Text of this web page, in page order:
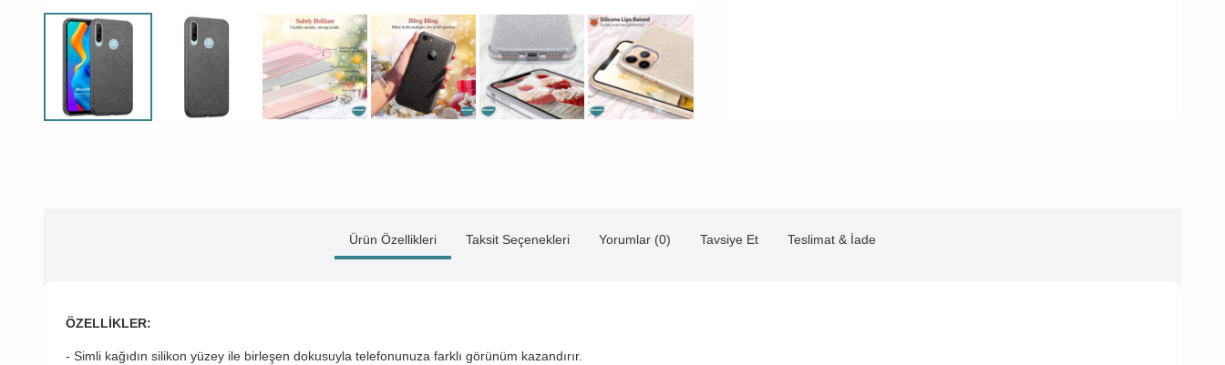
Ürün Özellikleri Taksit Seçenekleri Yorumlar (0) Tavsiye Et Teslimat & İade
ÖZELLİKLER:
- Simli kağıdın silikon yüzey ile birleşen dokusuyla telefonunuza farklı görünüm kazandırır.